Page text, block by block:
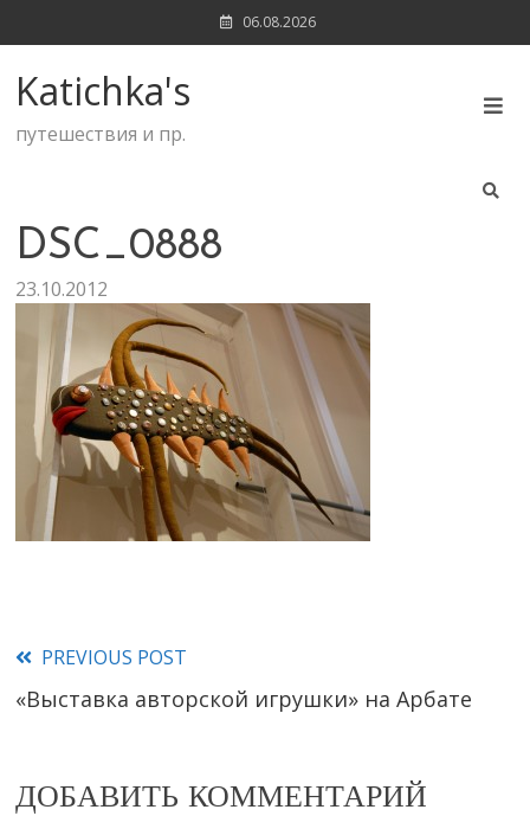
to
06.08.2026
Katichka's
путешествия и пр.
DSC_0888
23.10.2012
Read
more
PREVIOUS POST
«Выставка авторской игрушки» на Арбате
ДОБАВИТЬ КОММЕНТАРИЙ